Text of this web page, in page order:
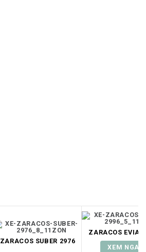
ZARACOS SUBER 2976
ZARACOS
XEM NGAY